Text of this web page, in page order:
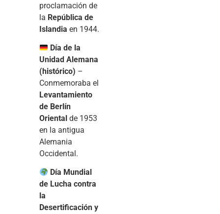
proclamación de
la República de
Islandia en 1944.
Día de la
Unidad Alemana
(histórico) –
Conmemoraba el
Levantamiento
de Berlín
Oriental de 1953
en la antigua
Alemania
Occidental.
Día Mundial
de Lucha contra
la
Desertificación y